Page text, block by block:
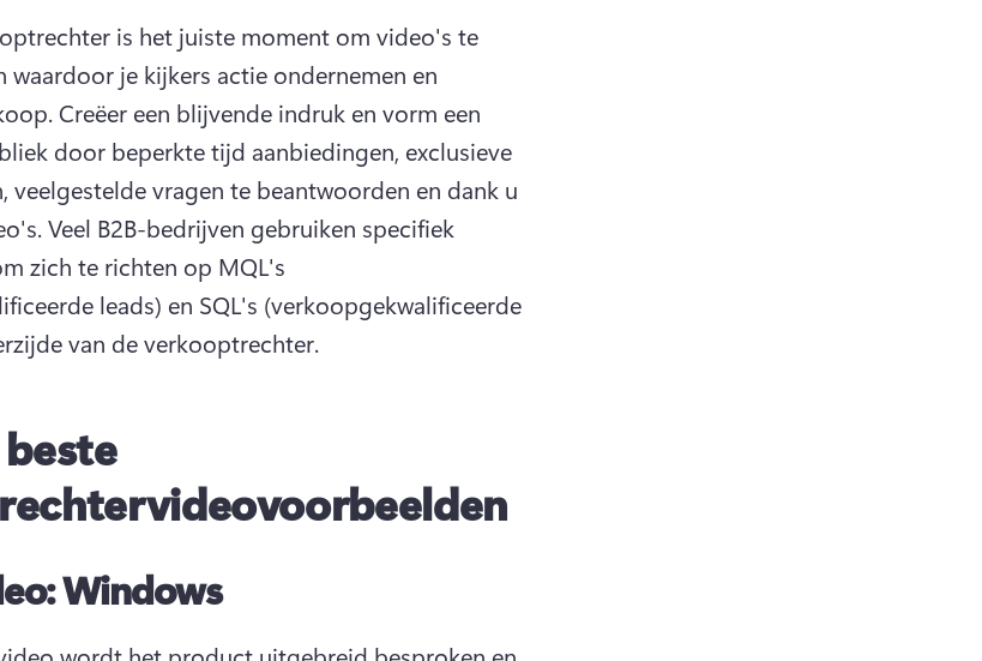
is het juiste moment om video's te
waardoor je kijkers actie ondernemen en
Creëer een blijvende indruk en vorm een
door beperkte tijd aanbiedingen, exclusieve
veelgestelde vragen te beantwoorden en dank u
Veel B2B-bedrijven gebruiken specifiek
zich te richten op MQL's
leads) en SQL's (verkoopgekwalificeerde
van de verkooptrechter.
beste
Windows